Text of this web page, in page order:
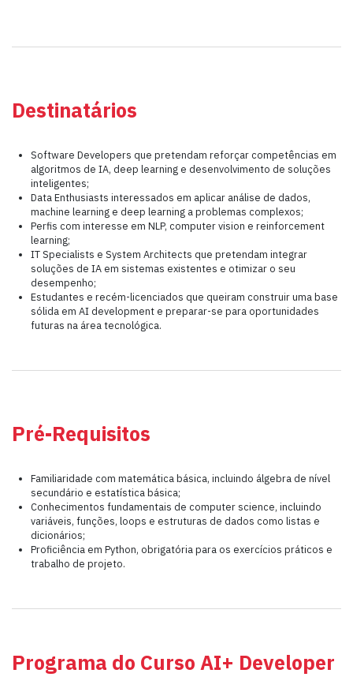
Destinatários
Software Developers que pretendam reforçar competências em
algoritmos de IA, deep learning e desenvolvimento de soluções
inteligentes;
Data Enthusiasts interessados em aplicar análise de dados,
machine learning e deep learning a problemas complexos;
Perfis com interesse em NLP, computer vision e reinforcement
learning;
IT Specialists e System Architects que pretendam integrar
soluções de IA em sistemas existentes e otimizar o seu
desempenho;
Estudantes e recém-licenciados que queiram construir uma base
sólida em AI development e preparar-se para oportunidades
futuras na área tecnológica.
Pré-Requisitos
Familiaridade com matemática básica, incluindo álgebra de nível
secundário e estatística básica;
Conhecimentos fundamentais de computer science, incluindo
variáveis, funções, loops e estruturas de dados como listas e
dicionários;
Proficiência em Python, obrigatória para os exercícios práticos e
trabalho de projeto.
Programa do Curso AI+ Developer